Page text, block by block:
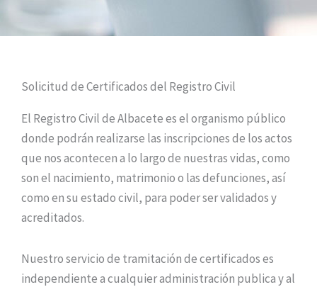
Solicitud de Certificados del Registro Civil
El Registro Civil de Albacete es el organismo público
donde podrán realizarse las inscripciones de los actos
que nos acontecen a lo largo de nuestras vidas, como
son el nacimiento, matrimonio o las defunciones, así
como en su estado civil, para poder ser validados y
acreditados.
Nuestro servicio de tramitación de certificados es
independiente a cualquier administración publica y al